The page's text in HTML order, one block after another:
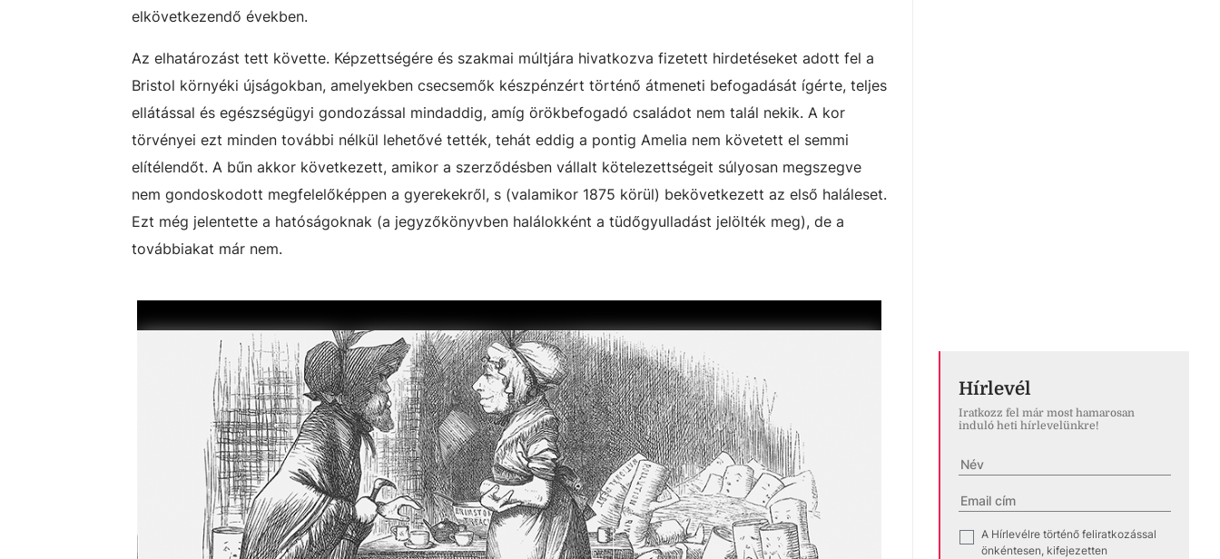
elkövetkezendő években.
Az elhatározást tett követte. Képzettségére és szakmai múltjára hivatkozva fizetett hirdetéseket adott fel a
Bristol környéki újságokban, amelyekben csecsemők készpénzért történő átmeneti befogadását ígérte, teljes
ellátással és egészségügyi gondozással mindaddig, amíg örökbefogadó családot nem talál nekik. A kor
törvényei ezt minden további nélkül lehetővé tették, tehát eddig a pontig Amelia nem követett el semmi
elítélendőt. A bűn akkor következett, amikor a szerződésben vállalt kötelezettségeit súlyosan megszegve
nem gondoskodott megfelelőképpen a gyerekekről, s (valamikor 1875 körül) bekövetkezett az első haláleset.
Ezt még jelentette a hatóságoknak (a jegyzőkönyvben halálokként a tüdőgyulladást jelölték meg), de a
továbbiakat már nem.
Hírlevél
Iratkozz fel már most hamarosan
induló heti hírlevelünkre!
A Hírlevélre történő feliratkozással
önkéntesen, kifejezetten